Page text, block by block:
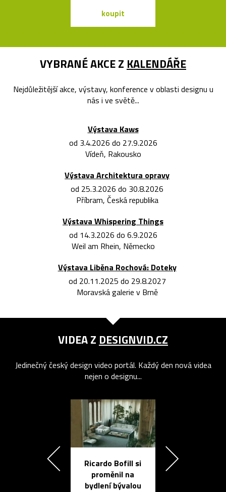
koupit
VYBRANÉ AKCE Z KALENDÁŘE
Nejdůležitější akce, výstavy, konference v oblasti designu u
nás i ve světě...
Výstava Kaws
od 3.4.2026 do 27.9.2026
Vídeň, Rakousko
Výstava Architektura opravy
od 25.3.2026 do 30.8.2026
Příbram, Česká republika
Výstava Whispering Things
od 14.3.2026 do 6.9.2026
Weil am Rhein, Německo
Výstava Liběna Rochová: Doteky
od 20.11.2025 do 29.8.2027
Moravská galerie v Brně
VIDEA Z DESIGNVID.CZ
Jedinečný český design video portál. Každý den nová videa
nejen o designu...
Ricardo Bofill si
proměnil na
bydlení bývalou